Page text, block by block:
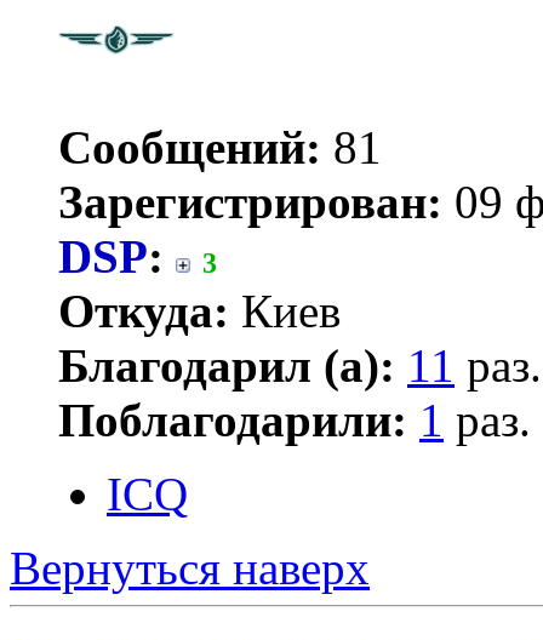
Сообщений: 81
Зарегистрирован: 09
DSP: 3
Откуда: Киев
Благодарил (а): 11 раз.
Поблагодарили: 1 раз.
ICQ
Вернуться наверх